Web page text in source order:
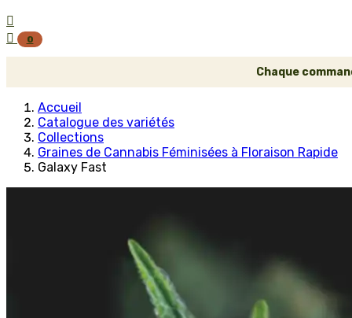


0
Chaque
Accueil
Catalogue des variétés
Collections
Graines de Cannabis Féminisées à Floraison Rapide
Galaxy Fast